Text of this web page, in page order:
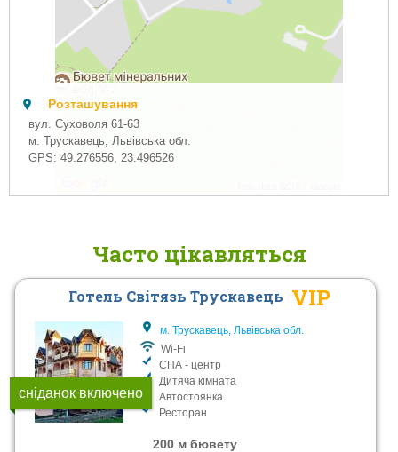
Розташування
вул. Суховоля 61-63
м. Трускавець, Львівська обл.
GPS:49.276556,23.496526
Часто цікавляться
сніданок включено
Готель Світязь Трускавець VIP
м. Трускавець, Львівська обл.
Wi-Fi
СПА - центр
Дитяча кімната
Автостоянка
Ресторан
200 м бювету